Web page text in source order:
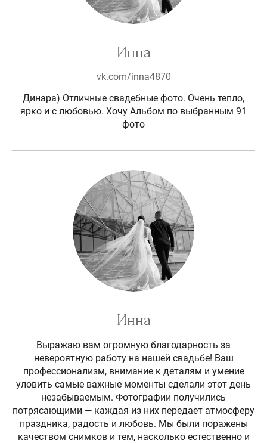
Инна
vk.com/inna4870
Динара) Отличные свадебные фото. Очень тепло,
ярко и с любовью. Хочу Альбом по выбранным 91
фото
Инна
Выражаю вам огромную благодарность за
невероятную работу на нашей свадьбе! Ваш
профессионализм, внимание к деталям и умение
уловить самые важные моменты сделали этот день
незабываемым. Фотографии получились
потрясающими — каждая из них передает атмосферу
праздника, радость и любовь. Мы были поражены
качеством снимков и тем, насколько естественно и